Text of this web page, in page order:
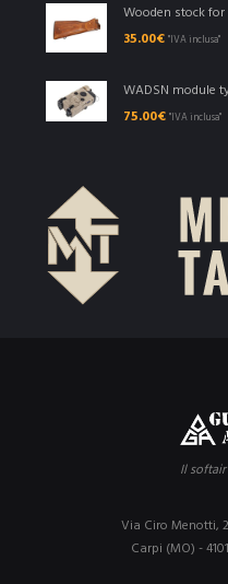
Wooden stock for
35.00€ "IVA inclusa"
WADSN module
75.00€ "IVA inclusa"
Il
Via Ciro Menotti,
Carpi (MO) -